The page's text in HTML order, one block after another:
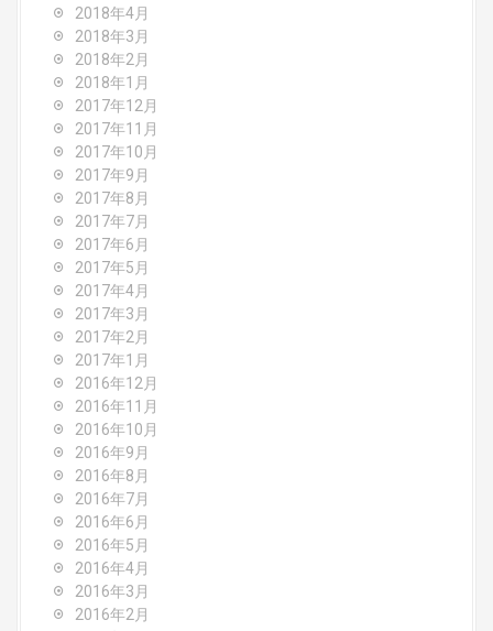
2018年4月
2018年3月
2018年2月
2018年1月
2017年12月
2017年11月
2017年10月
2017年9月
2017年8月
2017年7月
2017年6月
2017年5月
2017年4月
2017年3月
2017年2月
2017年1月
2016年12月
2016年11月
2016年10月
2016年9月
2016年8月
2016年7月
2016年6月
2016年5月
2016年4月
2016年3月
2016年2月